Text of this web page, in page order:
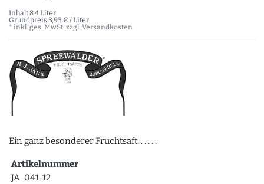
Inhalt8,4 Liter
Grundpreis 3,93 € / Liter
* inkl. ges. MwSt. zzgl. Versandkosten
Ein ganz besonderer Fruchtsaft. . . . . .
Artikelnummer
JA-041-12